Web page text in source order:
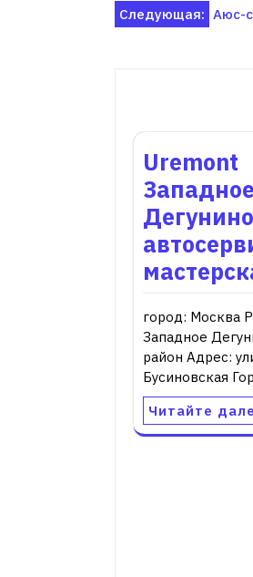
Следующая: Аюс-
Uremont
город: Москва
Западное
район Адрес:
Бусиновская
Читайте